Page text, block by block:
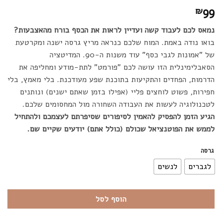
₪99
נמאס לכם לעבוד קשה ועדיין לראות את הכסף בורח מהאצבעות?
בואו נודה באמת. המוח שלכם כנראה מריץ גרסה ישנה ומקרטעת
של "אמונות לגבי כסף" עוד משנות ה-90. המדיטציה
הסאבלימינלית הזו עושה לכם "פורמט" לתת-מודע ומחליפה את
הדרמות, הפחדים והתקיעות בתוכנת שפע מעודכנת. בלי מאמץ, בלי
חפירות, פשוט לוחצים פליי (אפילו בזמן שאתם ישנים) ונותנים
לטכנולוגיה לעשות את העבודה השחורה מול המחסומים שלכם.
הגיע הזמן להפסיק להאמין לסיפורים שסיפרתם לעצמכם ולהתחיל
לממש את הפוטנציאל שכולם (כולל אתם) יודעים שקיים שם.
גרסה
לגברים לנשים
הוסף לסל